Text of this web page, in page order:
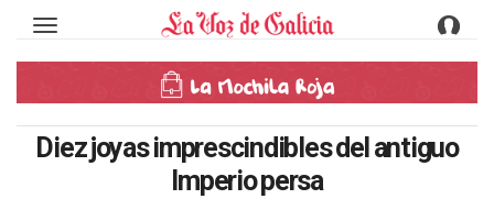
Toggle navigation
Diez joyas imprescindibles del antiguo
Imperio persa